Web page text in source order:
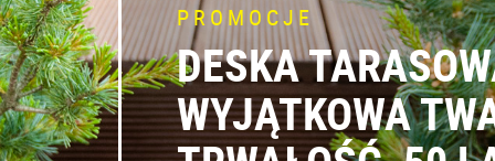
PROMOCJE
DESKA
WYJĄTKOWA